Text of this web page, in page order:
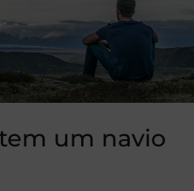
um navio